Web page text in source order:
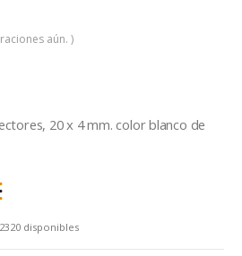
aún. )
20 x 4 mm. color blanco de
disponibles